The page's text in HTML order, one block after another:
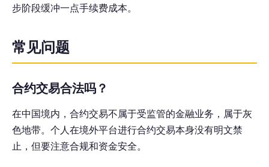
步阶段缓冲一点手续费成本。
常见问题
合约交易合法吗？
在中国境内，合约交易不属于受监管的金融业务，属于灰
色地带。个人在境外平台进行合约交易本身没有明文禁
止，但要注意合规和资金安全。